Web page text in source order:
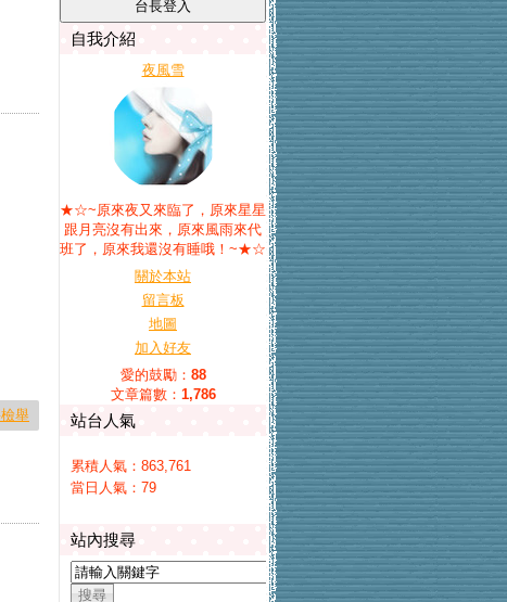
舉
自我介紹
夜風雪
★☆~原來夜又來臨了，原來星星
跟月亮沒有出來，原來風雨來代
班了，原來我還沒有睡哦！~★☆
關於本站
留言板
地圖
加入好友
愛的鼓勵： 88
文章篇數： 1,786
站台人氣
累積人氣： 863,761
當日人氣： 79
站內搜尋